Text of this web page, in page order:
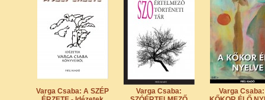
Varga Csaba: A SZÉP
Varga Csaba:
Varga